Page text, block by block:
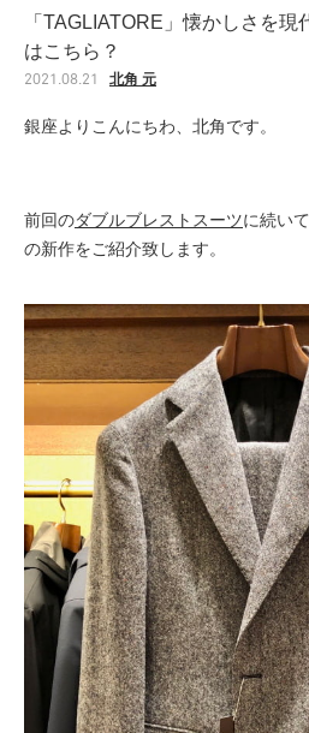
「TAGLIATORE」懐かしさを
はこちら？
2021.08.21 北角 元
銀座よりこんにちわ、北角です。
前回のダブルブレスト スーツに続い
の新作をご紹介致します。